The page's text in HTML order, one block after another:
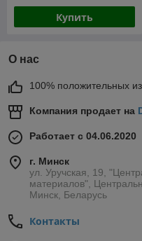
Купить
О нас
100% положительных
Компания продает на
Работает с 04.06.2020
г. Минск
ул. Уручская, 19,
материалов",
Минск, Беларусь
Контакты